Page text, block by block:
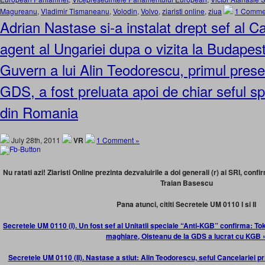
Magureanu, Vladimir Tismaneanu, Volodin, Volvo, ziaristi online, ziua 1
Adrian Nastase si-a instalat drept sef al
agent al Ungariei dupa o vizita la
Guvern a lui Alin Teodorescu, primul
GDS, a fost preluata apoi de chiar seful
din Romania
July 28th, 2011 VR 1 Comment »
Nu ratati azi! Ziaristi Online prezinta dezvaluirile a doi generali (r) ai SRI,
Traian Basescu
Pana atunci, cititi Secretele UM 0110 I si II
Secretele UM 0110 (I). Un fost sef al Unitatii speciale “Anti-KGB” confirma:
maghiare, Oisteanu de la GDS a lucrat cu KGB
Secretele UM 0110 (II). Nastase a stiut: Alin Teodorescu, seful Cancelariei